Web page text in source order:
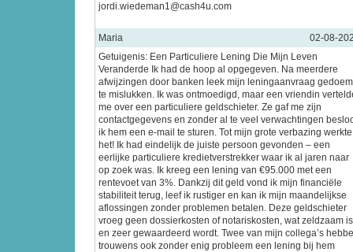
jordi.wiedeman1@cash4u.com
Maria
02-08-
Getuigenis: Een Particuliere Lening Die Mijn Leven
Veranderde Ik had de hoop al opgegeven. Na meerdere
afwijzingen door banken leek mijn leningaanvraag
te mislukken. Ik was ontmoedigd, maar een vriendin
me over een particuliere geldschieter. Ze gaf me zijn
contactgegevens en zonder al te veel verwachtingen
ik hem een e-mail te sturen. Tot mijn grote verbazing werkte
het! Ik had eindelijk de juiste persoon gevonden – een
eerlijke particuliere kredietverstrekker waar ik al jaren naar
op zoek was. Ik kreeg een lening van €95.000 met een
rentevoet van 3%. Dankzij dit geld vond ik mijn financiële
stabiliteit terug, leef ik rustiger en kan ik mijn maandelijkse
aflossingen zonder problemen betalen. Deze geldschieter
vroeg geen dossierkosten of notariskosten, wat zeldzaam is
en zeer gewaardeerd wordt. Twee van mijn collega’s
trouwens ook zonder enig probleem een lening bij hem